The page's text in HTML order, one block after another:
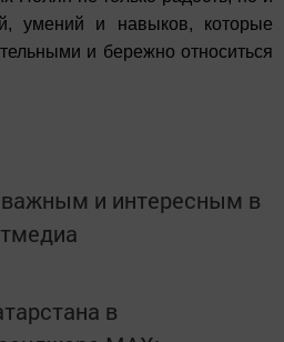
умений и навыков, которые
и бережно относиться
и интересным в
в